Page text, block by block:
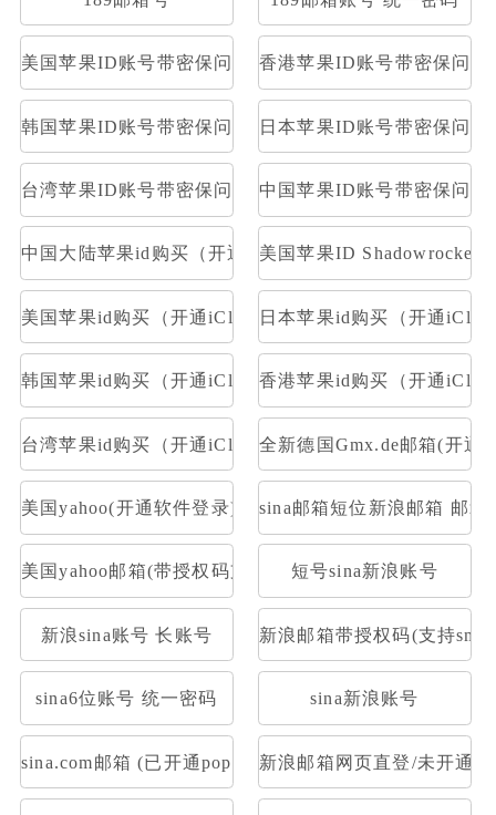
美国苹果ID账号带密保问题及答案香港苹果ID账号带密保问题
韩国苹果ID账号带密保问题及答案日本苹果ID账号带密保问题
台湾苹果ID账号带密保问题及答案中国苹果ID账号带密保问题
中国大陆苹果id购买（开通iCloud）美国苹果ID Shadowrocket
美国苹果id购买（开通iCloud）日本苹果id购买（开通
韩国苹果id购买（开通iCloud）香港苹果id购买（开通
台湾苹果id购买（开通iCloud）全新德国Gmx.de邮箱(开通
美国yahoo(开通软件登录) sina邮箱短位新浪邮箱 邮箱
美国yahoo邮箱(带授权码支持pop)短号sina新浪账号
新浪sina账号 长账号 新浪邮箱带授权码(支持
sina6位账号 统一密码 sina新浪账号
sina.com邮箱 (已开通pop/imap&下机老号新开通授权码
新浪邮箱网页直登/未开通